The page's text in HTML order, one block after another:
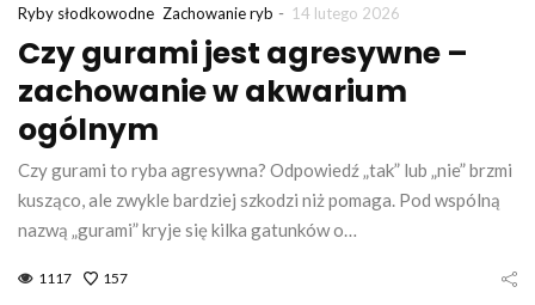
Ryby słodkowodne Zachowanie ryb - 14 lutego 2026
Czy gurami jest agresywne –
zachowanie w akwarium
ogólnym
Czy gurami to ryba agresywna? Odpowiedź „tak” lub „nie” brzmi
kusząco, ale zwykle bardziej szkodzi niż pomaga. Pod wspólną
nazwą „gurami” kryje się kilka gatunków o…
1117 157